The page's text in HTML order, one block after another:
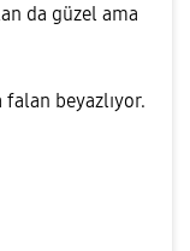
da güzel ama
falan beyazlıyor.